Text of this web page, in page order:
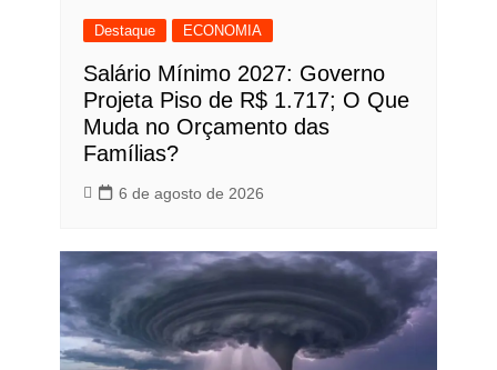
Destaque ECONOMIA
Salário Mínimo 2027: Governo
Projeta Piso de R$ 1.717; O Que
Muda no Orçamento das
Famílias?
6 de agosto de 2026